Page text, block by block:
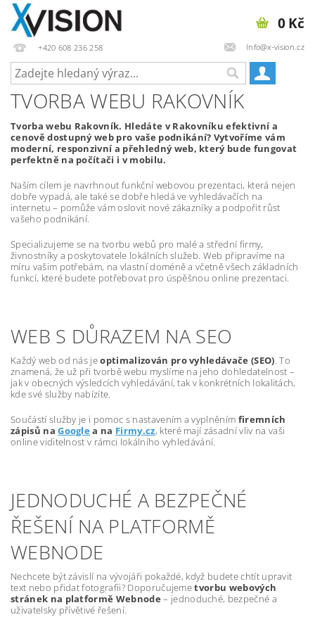
+420 608 236 258 Info@x-vision.cz
0 Kč
TVORBA WEBU RAKOVNÍK
Tvorba webu Rakovník. Hledáte v Rakovníku efektivní a
cenově dostupný web pro vaše podnikání? Vytvoříme vám
moderní, responzivní a přehledný web, který bude fungovat
perfektně na počítači i v mobilu.
Naším cílem je navrhnout funkční webovou prezentaci, která nejen
dobře vypadá, ale také se dobře hledá ve vyhledávačích na
internetu – pomůže vám oslovit nové zákazníky a podpořit růst
vašeho podnikání.
Specializujeme se na tvorbu webů pro malé a střední firmy,
živnostníky a poskytovatele lokálních služeb. Web připravíme na
míru vašim potřebám, na vlastní doméně a včetně všech základních
funkcí, které budete potřebovat pro úspěšnou online prezentaci.
WEB S DŮRAZEM NA SEO
Každý web od nás jeoptimalizován pro vyhledávače (SEO). To
znamená, že už při tvorbě webu myslíme na jeho dohledatelnost –
jak v obecných výsledcích vyhledávání, tak v konkrétních lokalitách,
kde své služby nabízíte.
Součástí služby je i pomoc s nastavením a vyplněním firemních
zápisů naGooglea na Firmy.cz, které mají zásadní vliv na vaši
online viditelnost v rámci lokálního vyhledávání.
JEDNODUCHÉ A BEZPEČNÉ
ŘEŠENÍ NA PLATFORMĚ
WEBNODE
Nechcete být závislí na vývojáři pokaždé, když budete chtít upravit
text nebo přidat fotografii? Doporučujemetvorbu webových
stránek na platformě Webnode – jednoduché, bezpečné a
uživatelsky přívětivé řešení.